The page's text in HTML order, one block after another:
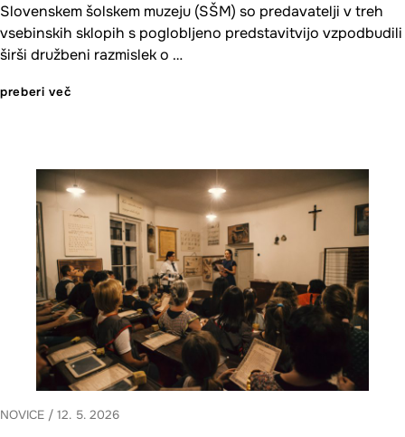
Slovenskem šolskem muzeju (SŠM) so predavatelji v treh
vsebinskih sklopih s poglobljeno predstavitvijo vzpodbudili
širši družbeni razmislek o …
preberi več
NOVICE / 12. 5. 2026